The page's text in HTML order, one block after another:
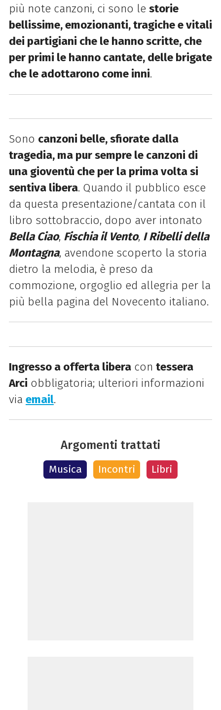
più note canzoni, ci sono le storie
bellissime, emozionanti, tragiche e vitali
dei partigiani che le hanno scritte, che
per primi le hanno cantate, delle brigate
che le adottarono come inni.
Sono canzoni belle, sfiorate dalla
tragedia, ma pur sempre le canzoni di
una gioventù che per la prima volta si
sentiva libera. Quando il pubblico esce
da questa presentazione/cantata con il
libro sottobraccio, dopo aver intonato
Bella Ciao, Fischia il Vento, I Ribelli della
Montagna, avendone scoperto la storia
dietro la melodia, è preso da
commozione, orgoglio ed allegria per la
più bella pagina del Novecento italiano.
Ingresso a offerta liberacon tessera
Arci obbligatoria; ulteriori informazioni
via email.
Argomenti trattati
Musica Incontri Libri